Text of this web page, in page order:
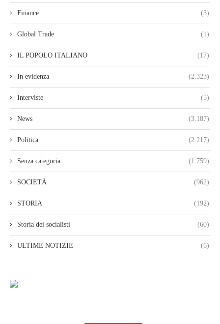
Finance (3)
Global Trade (1)
IL POPOLO ITALIANO (17)
In evidenza (2.323)
Interviste (5)
News (3.187)
Politica (2.217)
Senza categoria (1.759)
SOCIETÀ (962)
STORIA (192)
Storia dei socialisti (60)
ULTIME NOTIZIE (6)